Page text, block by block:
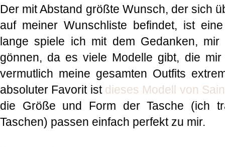
Der mit Abstand größte Wunsch, der sich
auf meiner Wunschliste befindet, ist
lange spiele ich mit dem Gedanken,
gönnen, da es viele Modelle gibt, die
vermutlich meine gesamten Outfits
absoluter Favorit ist dieses Modell von
die Größe und Form der Tasche (ich
Taschen) passen einfach perfekt zu mir.